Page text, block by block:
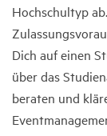
Hochschultyp
Dich auf einen
über das
beraten und